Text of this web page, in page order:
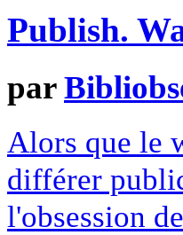
Publish.
par
Alors que le
différer
l'obsession